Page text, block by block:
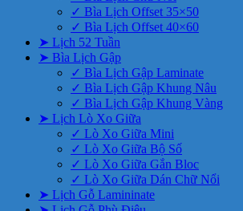
✓ Bìa Lịch Offset 35×50
✓ Bìa Lịch Offset 40×60
➤ Lịch 52 Tuần
➤ Bìa Lịch Gập
✓ Bìa Lịch Gập Laminate
✓ Bìa Lịch Gập Khung Nâu
✓ Bìa Lịch Gập Khung Vàng
➤ Lịch Lò Xo Giữa
✓ Lò Xo Giữa Mini
✓ Lò Xo Giữa Bộ Số
✓ Lò Xo Giữa Gắn Bloc
✓ Lò Xo Giữa Dán Chữ Nổi
➤ Lịch Gỗ Lamininate